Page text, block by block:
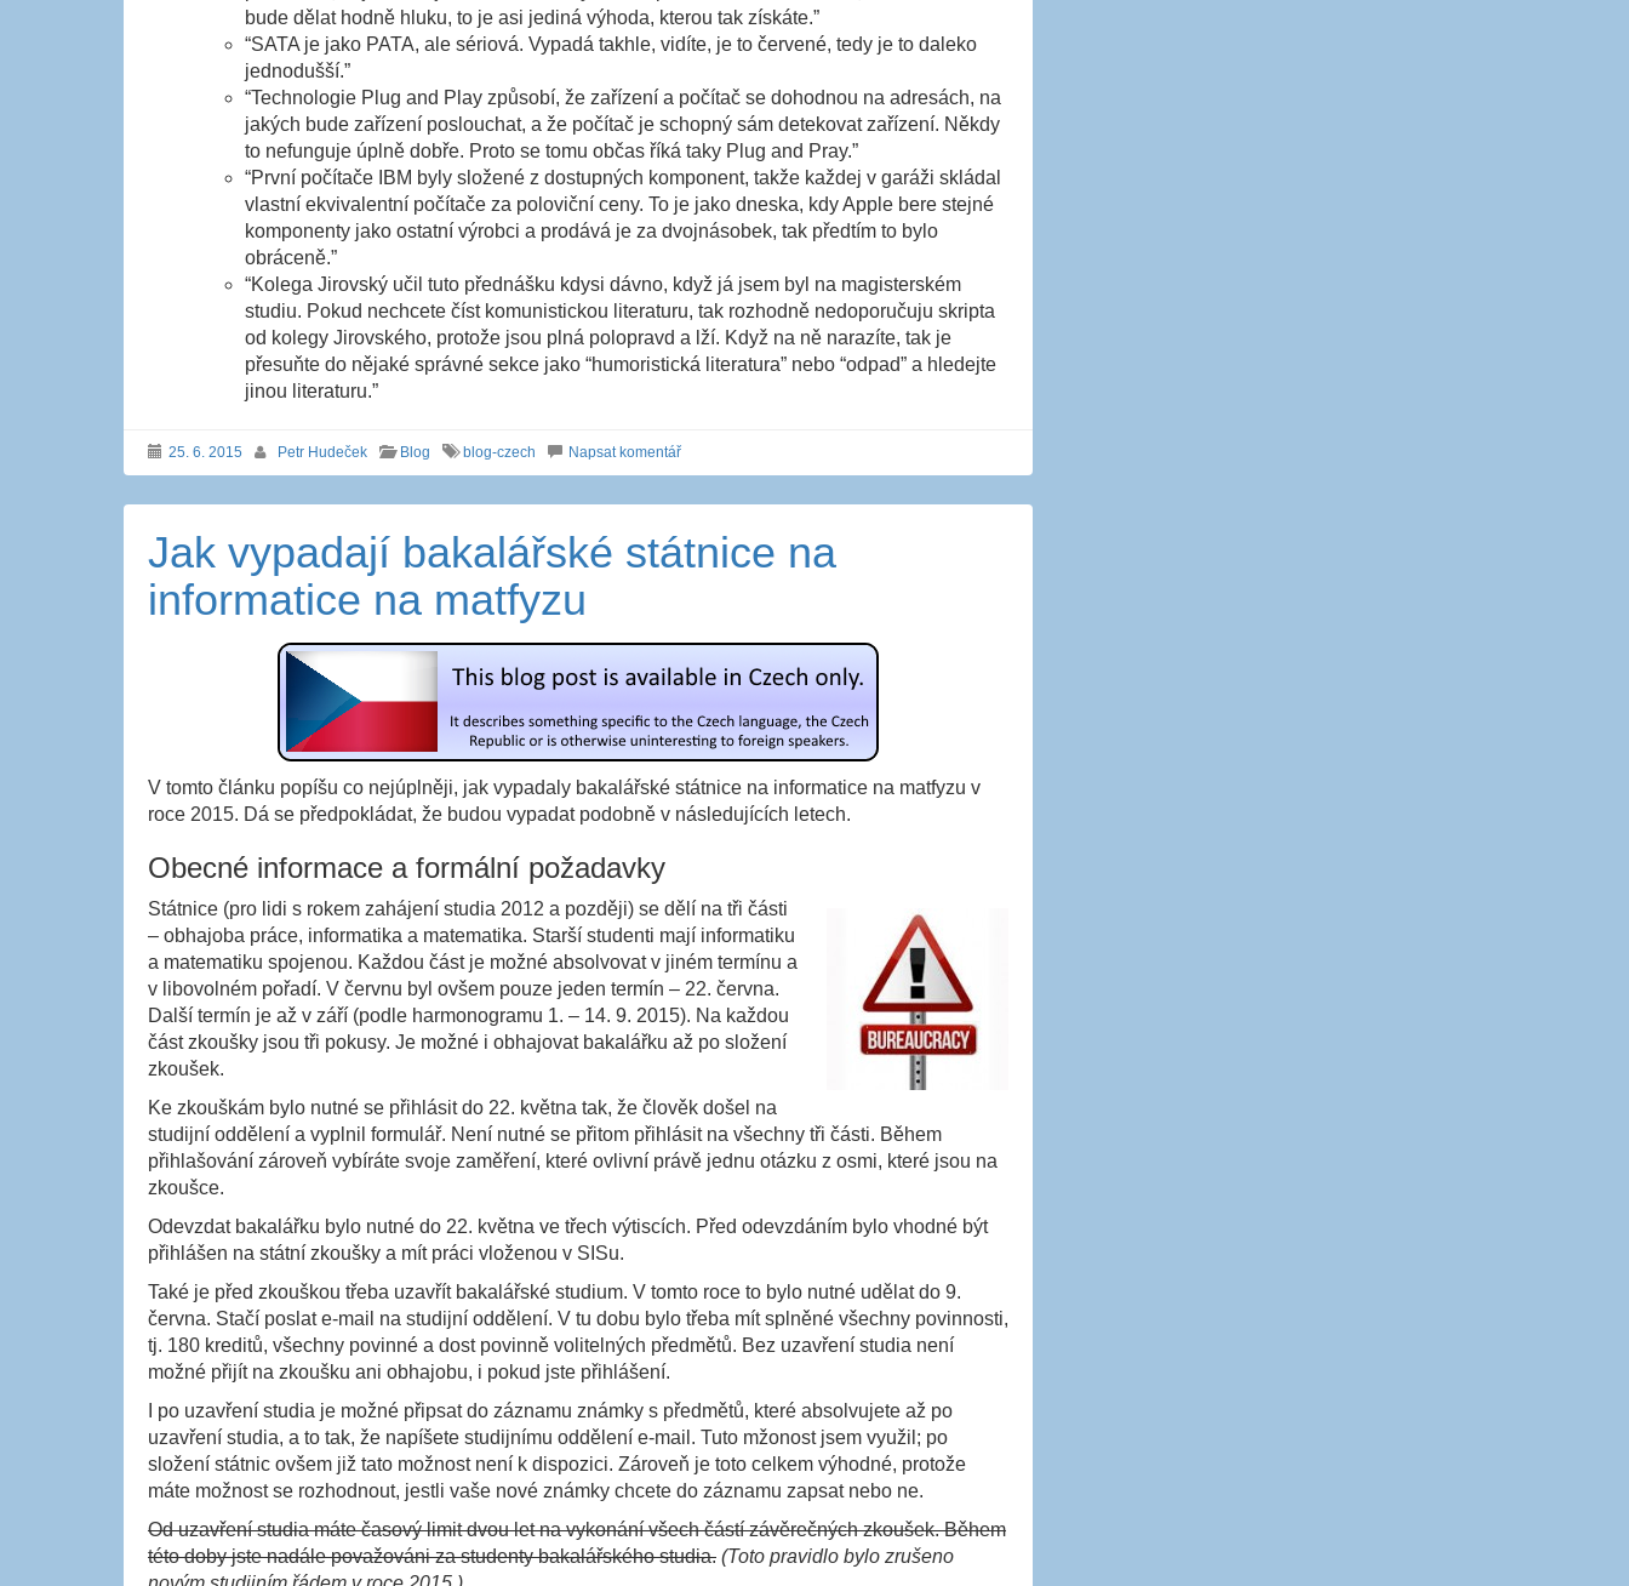
bude dělat hodně hluku, to je asi jediná výhoda, kterou tak získáte.”
“SATA je jako PATA, ale sériová. Vypadá takhle, vidíte, je to červené, tedy je to daleko
jednodušší.”
“Technologie Plug and Play způsobí, že zařízení a počítač se dohodnou na adresách, na
jakých bude zařízení poslouchat, a že počítač je schopný sám detekovat zařízení. Někdy
to nefunguje úplně dobře. Proto se tomu občas říká taky Plug and Pray.”
“První počítače IBM byly složené z dostupných komponent, takže každej v garáži skládal
vlastní ekvivalentní počítače za poloviční ceny. To je jako dneska, kdy Apple bere stejné
komponenty jako ostatní výrobci a prodává je za dvojnásobek, tak předtím to bylo
obráceně.”
“Kolega Jirovský učil tuto přednášku kdysi dávno, když já jsem byl na magisterském
studiu. Pokud nechcete číst komunistickou literaturu, tak rozhodně nedoporučuju skripta
od kolegy Jirovského, protože jsou plná polopravd a lží. Když na ně narazíte, tak je
přesuňte do nějaké správné sekce jako “humoristická literatura” nebo “odpad” a hledejte
jinou literaturu.”
25. 6. 2015 Petr Hudeček Blog blog-czech Napsat komentář
Jak vypadají bakalářské státnice na
informatice na matfyzu
V tomto článku popíšu co nejúplněji, jak vypadaly bakalářské státnice na informatice na matfyzu v
roce 2015. Dá se předpokládat, že budou vypadat podobně v následujících letech.
Obecné informace a formální požadavky
Státnice (pro lidi s rokem zahájení studia 2012 a později) se dělí na tři části
– obhajoba práce, informatika a matematika. Starší studenti mají informatiku
a matematiku spojenou. Každou část je možné absolvovat v jiném termínu a
v libovolném pořadí. V červnu byl ovšem pouze jeden termín – 22. června.
Další termín je až v září (podle harmonogramu 1. – 14. 9. 2015). Na každou
část zkoušky jsou tři pokusy. Je možné i obhajovat bakalářku až po složení
zkoušek.
Ke zkouškám bylo nutné se přihlásit do 22. května tak, že člověk došel na
studijní oddělení a vyplnil formulář. Není nutné se přitom přihlásit na všechny tři části. Během
přihlašování zároveň vybíráte svoje zaměření, které ovlivní právě jednu otázku z osmi, které jsou na
zkoušce.
Odevzdat bakalářku bylo nutné do 22. května ve třech výtiscích. Před odevzdáním bylo vhodné být
přihlášen na státní zkoušky a mít práci vloženou v SISu.
Také je před zkouškou třeba uzavřít bakalářské studium. V tomto roce to bylo nutné udělat do 9.
června. Stačí poslat e-mail na studijní oddělení. V tu dobu bylo třeba mít splněné všechny povinnosti,
tj. 180 kreditů, všechny povinné a dost povinně volitelných předmětů. Bez uzavření studia není
možné přijít na zkoušku ani obhajobu, i pokud jste přihlášení.
I po uzavření studia je možné připsat do záznamu známky s předmětů, které absolvujete až po
uzavření studia, a to tak, že napíšete studijnímu oddělení e-mail. Tuto mžonost jsem využil; po
složení státnic ovšem již tato možnost není k dispozici. Zároveň je toto celkem výhodné, protože
máte možnost se rozhodnout, jestli vaše nové známky chcete do záznamu zapsat nebo ne.
Od uzavření studia máte časový limit dvou let na vykonání všech částí závěrečných zkoušek. Během
této doby jste nadále považováni za studenty bakalářského studia. (Toto pravidlo bylo zrušeno